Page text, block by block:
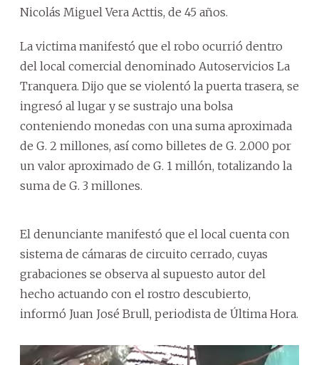
Nicolás Miguel Vera Acttis, de 45 años.
La victima manifestó que el robo ocurrió dentro
del local comercial denominado Autoservicios La
Tranquera. Dijo que se violentó la puerta trasera, se
ingresó al lugar y se sustrajo una bolsa
conteniendo monedas con una suma aproximada
de G. 2 millones, así como billetes de G. 2.000 por
un valor aproximado de G. 1 millón, totalizando la
suma de G. 3 millones.
El denunciante manifestó que el local cuenta con
sistema de cámaras de circuito cerrado, cuyas
grabaciones se observa al supuesto autor del
hecho actuando con el rostro descubierto,
informó Juan José Brull, periodista de Última Hora.